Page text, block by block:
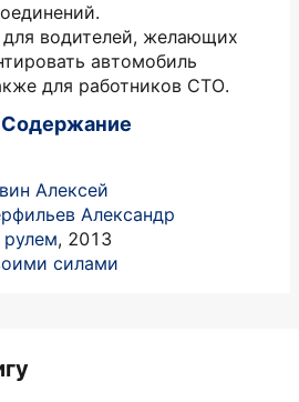
для водителей, желающих
автомобиль
для работников СТО.
Содержание
Алексей
Александр
рулем, 2013
силами